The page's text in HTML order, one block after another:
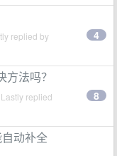
replied by 4
法吗？
replied
8
动补全